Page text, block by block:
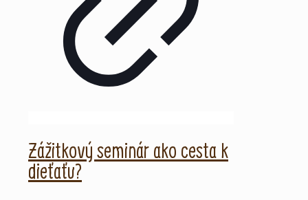
Zážitkový seminár ako cesta k
dieťaťu?